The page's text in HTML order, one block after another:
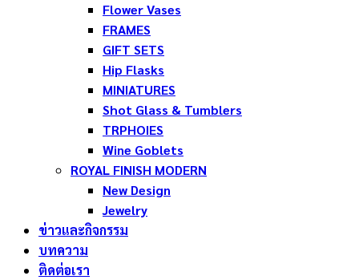
Flower Vases
FRAMES
GIFT SETS
Hip Flasks
MINIATURES
Shot Glass & Tumblers
TRPHOIES
Wine Goblets
ROYAL FINISH MODERN
New Design
Jewelry
ข่าวและกิจกรรม
บทความ
ติดต่อเรา